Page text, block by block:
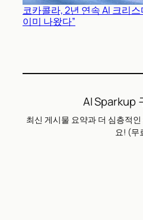
코카콜라, 2년 연속 AI 크리
이미 나왔다”
AI Sparkup
최신 게시물 요약과 더 심층적
요! (무